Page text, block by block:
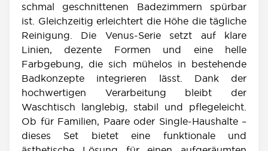
schmal geschnittenen Badezimmern spürbar
ist. Gleichzeitig erleichtert die Höhe die tägliche
Reinigung. Die Venus-Serie setzt auf klare
Linien, dezente Formen und eine helle
Farbgebung, die sich mühelos in bestehende
Badkonzepte integrieren lässt. Dank der
hochwertigen Verarbeitung bleibt der
Waschtisch langlebig, stabil und pflegeleicht.
Ob für Familien, Paare oder Single-Haushalte –
dieses Set bietet eine funktionale und